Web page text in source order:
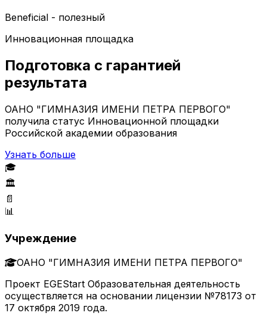
Beneficial - полезный
Инновационная площадка
Подготовка с гарантией
результата
ОАНО "ГИМНАЗИЯ ИМЕНИ ПЕТРА ПЕРВОГО"
получила статус Инновационной площадки
Российской академии образования
Узнать больше
🎓
🏛️
📄
📊
Учреждение
ОАНО "ГИМНАЗИЯ ИМЕНИ ПЕТРА ПЕРВОГО"
Проект EGEStart Образовательная деятельность
осуществляется на основании лицензии №78173 от
17 октября 2019 года.